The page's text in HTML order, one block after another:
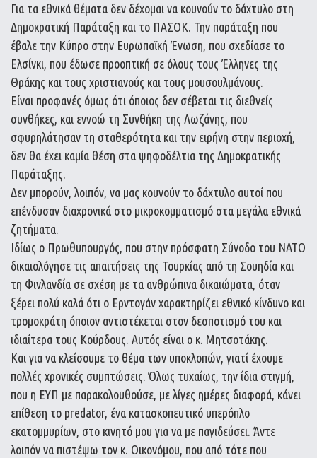
Για τα εθνικά θέματα δεν δέχομαι να κουνούν το δάχτυλο στη
Δημοκρατική Παράταξη και το ΠΑΣΟΚ. Την παράταξη που
έβαλε την Κύπρο στην Ευρωπαϊκή Ένωση, που σχεδίασε το
Ελσίνκι, που έδωσε προοπτική σε όλους τους Έλληνες της
Θράκης και τους χριστιανούς και τους μουσουλμάνους.
Είναι προφανές όμως ότι όποιος δεν σέβεται τις διεθνείς
συνθήκες, και εννοώ τη Συνθήκη της Λωζάνης, που
σφυρηλάτησαν τη σταθερότητα και την ειρήνη στην περιοχή,
δεν θα έχει καμία θέση στα ψηφοδέλτια της Δημοκρατικής
Παράταξης.
Δεν μπορούν, λοιπόν, να μας κουνούν το δάχτυλο αυτοί που
επένδυσαν διαχρονικά στο μικροκομματισμό στα μεγάλα εθνικά
ζητήματα.
Ιδίως ο Πρωθυπουργός, που στην πρόσφατη Σύνοδο του ΝΑΤΟ
δικαιολόγησε τις απαιτήσεις της Τουρκίας από τη Σουηδία και
τη Φινλανδία σε σχέση με τα ανθρώπινα δικαιώματα, όταν
ξέρει πολύ καλά ότι ο Ερντογάν χαρακτηρίζει εθνικό κίνδυνο και
τρομοκράτη όποιον αντιστέκεται στον δεσποτισμό του και
ιδιαίτερα τους Κούρδους. Αυτός είναι ο κ. Μητσοτάκης.
Και για να κλείσουμε το θέμα των υποκλοπών, γιατί έχουμε
πολλές χρονικές συμπτώσεις. Όλως τυχαίως, την ίδια στιγμή,
που η ΕΥΠ με παρακολουθούσε, με λίγες ημέρες διαφορά, κάνει
επίθεση το predator, ένα κατασκοπευτικό υπερόπλο
εκατομμυρίων, στο κινητό μου για να με παγιδεύσει. Άντε
λοιπόν να πιστέψω τον κ. Οικονόμου, που από τότε που